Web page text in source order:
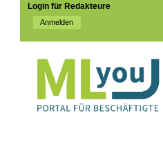
Login für Redakteure